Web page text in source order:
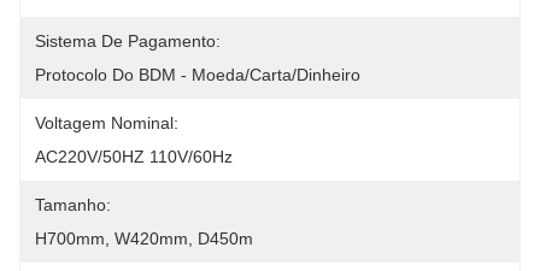
Sistema De Pagamento:
Protocolo Do BDM - Moeda/Carta/Dinheiro
Voltagem Nominal:
AC220V/50HZ 110V/60Hz
Tamanho:
H700mm, W420mm, D450m